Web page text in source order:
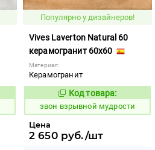
Популярно у дизайнеров!
Vives Laverton Natural 60
керамогранит 60x60
Материал:
Керамогранит
454930
Код товара:
звон взрывной мудрости
Цена
2 650 руб./шт